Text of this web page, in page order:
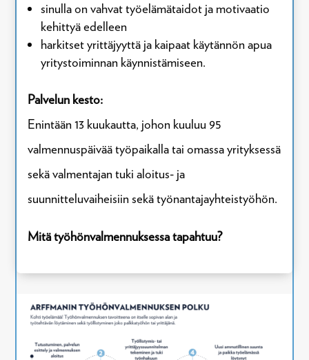
sinulla on vahvat työelämätaidot ja motivaatio
kehittyä edelleen
harkitset yrittäjyyttä ja kaipaat käytännön apua
yritystoiminnan käynnistämiseen.
Palvelun kesto:
Enintään 13 kuukautta, johon kuuluu 95
valmennuspäivää työpaikalla tai omassa yrityksessä
sekä valmentajan tuki aloitus- ja
suunnitteluvaiheisiin sekä työnantajayhteistyöhön.
Mitä työhönvalmennuksessa tapahtuu?